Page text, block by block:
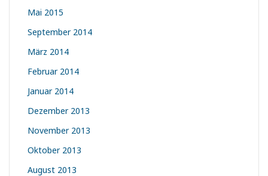
Mai 2015
September 2014
März 2014
Februar 2014
Januar 2014
Dezember 2013
November 2013
Oktober 2013
August 2013